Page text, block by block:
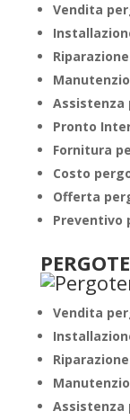
Vendita
Assistenza
Pronto
Fornitura
Costo
Offerta
Preventivo
Vendita
Assistenza